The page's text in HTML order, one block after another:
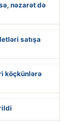
nəzarət də
satışa
köçkünlərə